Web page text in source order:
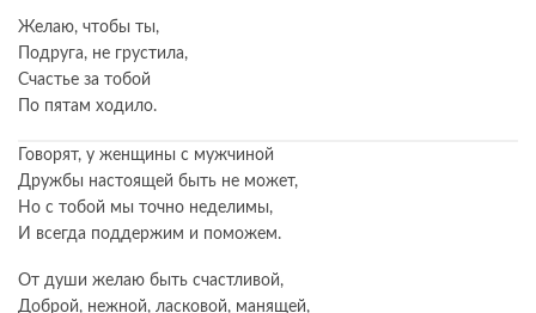
Желаю, чтобы ты,
Подруга, не грустила,
Счастье за тобой
По пятам ходило.
Говорят, у женщины с мужчиной
Дружбы настоящей быть не может,
Но с тобой мы точно неделимы,
И всегда поддержим и поможем.
От души желаю быть счастливой,
Доброй, нежной, ласковой, манящей,